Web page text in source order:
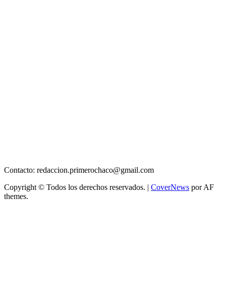
Contacto: redaccion.primerochaco@gmail.com
Copyright © Todos los derechos reservados. | CoverNews por AF
themes.